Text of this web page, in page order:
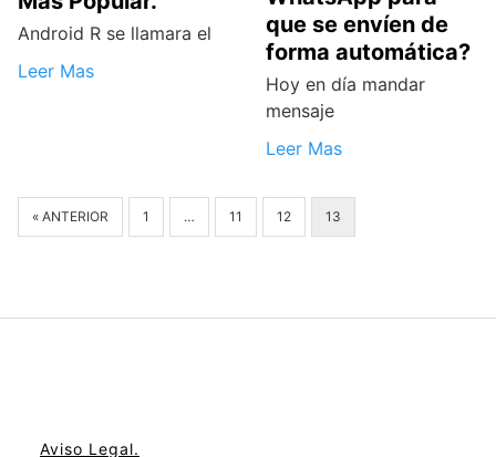
Android R se llamara el
Leer Mas
que se envíen de
forma automática?
Hoy en día mandar
mensaje
Leer Mas
« ANTERIOR 1 … 11 12 13
Aviso Legal.